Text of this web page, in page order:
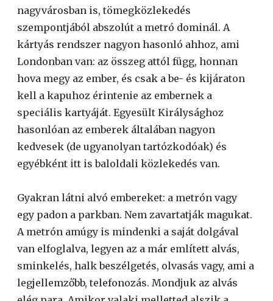
nagyvárosban is, tömegközlekedés
szempontjából abszolút a metró dominál. A
kártyás rendszer nagyon hasonló ahhoz, ami
Londonban van: az összeg attól függ, honnan
hova megy az ember, és csak a be- és kijáraton
kell a kapuhoz érintenie az embernek a
speciális kartyáját. Egyesült Királysághoz
hasonlóan az emberek általában nagyon
kedvesek (de ugyanolyan tartózkodóak) és
egyébként itt is baloldali közlekedés van.
Gyakran látni alvó embereket: a metrón vagy
egy padon a parkban. Nem zavartatják magukat.
A metrón amúgy is mindenki a saját dolgával
van elfoglalva, legyen az a már említett alvás,
sminkelés, halk beszélgetés, olvasás vagy, ami a
legjellemzőbb, telefonozás. Mondjuk az alvás